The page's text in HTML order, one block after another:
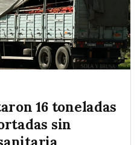
16 toneladas
sin